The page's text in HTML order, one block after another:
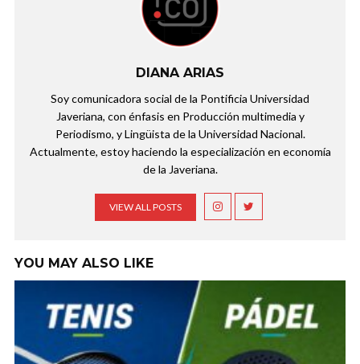
DIANA ARIAS
Soy comunicadora social de la Pontificia Universidad
Javeriana, con énfasis en Producción multimedia y
Periodismo, y Lingüista de la Universidad Nacional.
Actualmente, estoy haciendo la especialización en economía
de la Javeriana.
VIEW ALL POSTS
YOU MAY ALSO LIKE